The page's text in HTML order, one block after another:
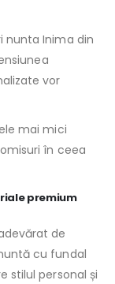
nunta Inima din
vor
mai mici
în ceea
premium
de
cu fundal
stilul personal și